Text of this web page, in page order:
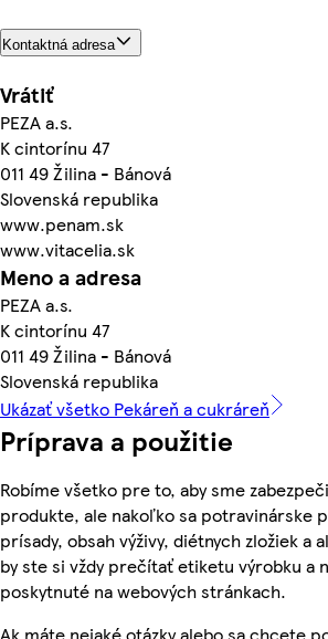
Kontaktná adresa
Vrátiť
PEZA a.s.
K cintorínu 47
011 49 Žilina - Bánová
Slovenská republika
www.penam.sk
www.vitacelia.sk
Meno a adresa
PEZA a.s.
K cintorínu 47
011 49 Žilina - Bánová
Slovenská republika
Ukázať všetko Pekáreň a cukráreň
Príprava a použitie
Robíme všetko pre to, aby sme
produkte, ale nakoľko sa potravinárske
prísady, obsah výživy, diétnych zložiek a
by ste si vždy prečítať etiketu výrobku a
poskytnuté na webových stránkach.